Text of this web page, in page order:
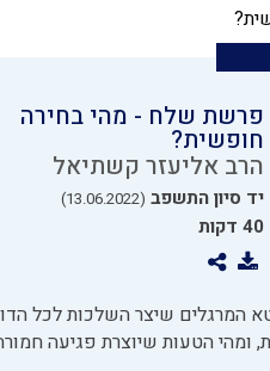
פרשת שלח - מהי בחירה
חופשית?
הרב אליעזר קשתיאל
יד סיון התשפב (13.06.2022)
40 דקות
המרגלים שיצר השלכות לכל
ומהי הטעות שיוצרת פגיעה